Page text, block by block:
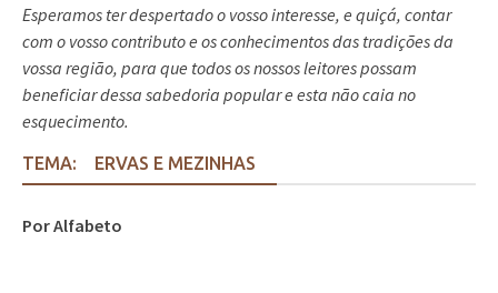
Esperamos ter despertado o vosso interesse, e quiçá, contar
com o vosso contributo e os conhecimentos das tradições da
vossa região, para que todos os nossos leitores possam
beneficiar dessa sabedoria popular e esta não caia no
esquecimento.
TEMA: ERVAS E MEZINHAS
Por Alfabeto